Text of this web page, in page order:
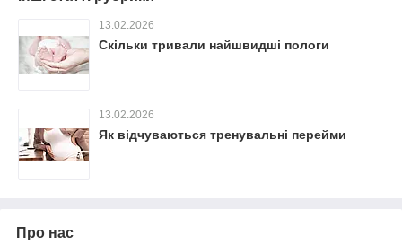
13.02.2026
Скільки тривали найшвидші пологи
13.02.2026
Як відчуваються тренувальні перейми
Про нас